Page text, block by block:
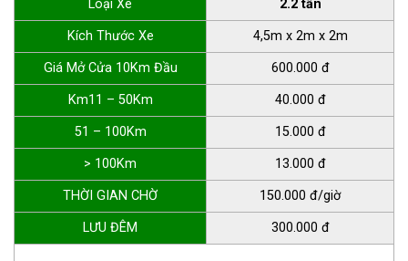
Loại Xe 2.2 tấn
Kích Thước Xe 4,5m x 2m x 2m
Giá Mở Cửa 10Km Đầu 600.000 đ
Km11 – 50Km 40.000 đ
51 – 100Km 15.000 đ
> 100Km 13.000 đ
THỜI GIAN CHỜ 150.000 đ/giờ
LƯU ĐÊM 300.000 đ